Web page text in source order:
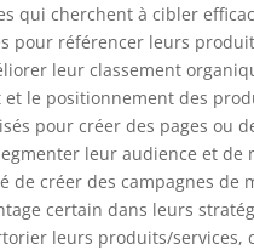
qui cherchent à cibler
référencer leurs
leur classement
le positionnement des
pour créer des pages ou
leur audience et de
créer des campagnes de
certain dans leurs
leurs produits/services,